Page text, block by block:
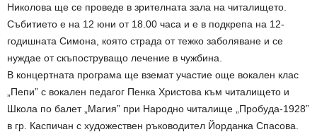
Николова ще се проведе в зрителната зала на читалището.
Събитието е на 12 юни от 18.00 часа и е в подкрепа на 12-
годишната Симона, която страда от тежко заболяване и се
нуждае от скъпоструващо лечение в чужбина.
В концертната програма ще вземат участие още вокален клас
„Пепи” с вокален педагог Пенка Христова към читалището и
Школа по балет „Магия” при Народно читалище „Пробуда-1928”
в гр. Каспичан с художествен ръководител Йорданка Спасова.